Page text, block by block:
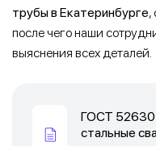
трубы в Екатеринбурге,
после чего наши
выяснения всех деталей.
ГОСТ
стальные